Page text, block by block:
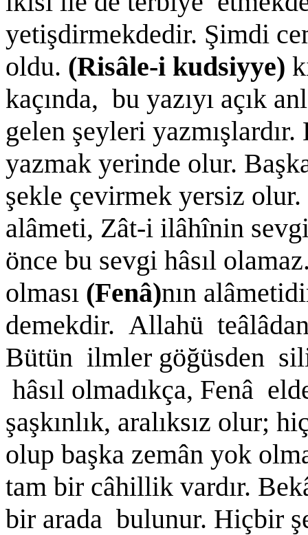
yetişdirmekdedir. Şimdi
oldu. (Risâle-i kudsiyye)
kaçında, bu yazıyı açık
gelen şeyleri yazmışlardır.
yazmak yerinde olur.
şekle çevirmek yersiz
alâmeti, Zât-i ilâhînin
önce bu sevgi hâsıl
olması (Fenâ)nın
demekdir. Allahü
Bütün ilmler göğüsden
hâsıl olmadıkça, Fenâ
şaşkınlık, aralıksız olur;
olup başka zemân yok
tam bir câhillik vardır.
bir arada bulunur. Hiçbir